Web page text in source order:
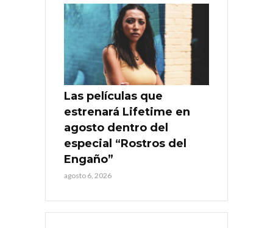
Las películas que
estrenará Lifetime en
agosto dentro del
especial “Rostros del
Engaño”
agosto 6, 2026